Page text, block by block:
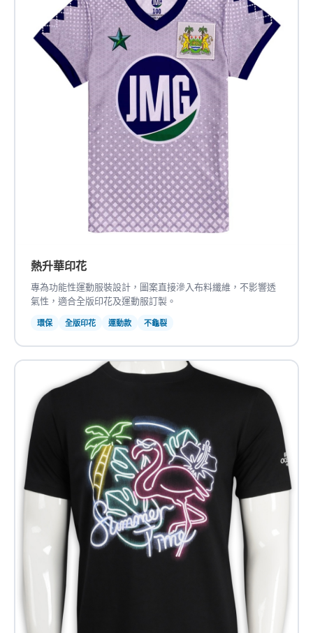
熱升華印花
專為功能性運動服裝設計，圖案直接滲入布料纖維，不影響透
氣性，適合全版印花及運動服訂製。
環保 全版印花 運動款 不龜裂